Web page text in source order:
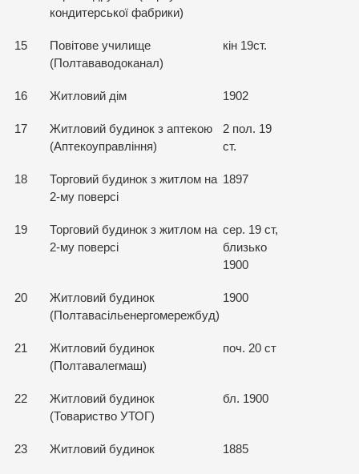
кондитерської фабрики)
15
Повітове училище
(Полтававодоканал)
кін 19ст.
16 Житловий дім 1902
17
Житловий будинок з аптекою
(Аптекоуправління)
2 пол. 19
ст.
18
Торговий будинок з житлом на
2-му поверсі
1897
19
Торговий будинок з житлом на
2-му поверсі
сер. 19 ст,
близько
1900
20
Житловий будинок
(Полтавасільенергомережбуд)
1900
21
Житловий будинок
(Полтавалегмаш)
поч. 20 ст
22
Житловий будинок
(Товариство УТОГ)
бл. 1900
23 Житловий будинок 1885